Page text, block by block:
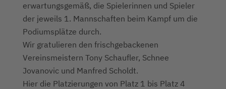
erwartungsgemäß, die Spielerinnen und Spieler
der jeweils 1. Mannschaften beim Kampf um die
Podiumsplätze durch.
Wir gratulieren den frischgebackenen
Vereinsmeistern Tony Schaufler, Schnee
Jovanovic und Manfred Scholdt.
Hier die Platzierungen von Platz 1 bis Platz 4